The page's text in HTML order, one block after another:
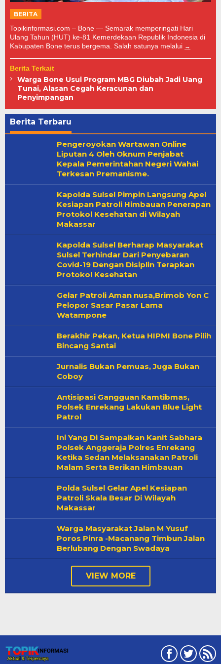
BERITA
Topikinformasi.com – Bone — Semarak memperingati Hari
Ulang Tahun (HUT) ke-81 Kemerdekaan Republik Indonesia di
Kabupaten Bone terus bergema. Salah satunya melalui
Berita Terkait
Warga Bone Usul Program MBG Diubah Jadi Uang
Tunai, Alasan Cegah Keracunan dan
Penyimpangan
Berita Terbaru
Pengeroyokan Wartawan Online
Liputan 4 Oleh Oknum Penjabat
Kepala Pemerintahan Negeri Wahai
Terkesan Premanisme.
Kapolda Sulsel Pimpin Langsung Apel
Kesiapan Patroli Himbauan Penerapan
Protokol Kesehatan di Wilayah
Makassar
Kapolda Sulsel Berharap Masyarakat
Sulsel Terhindar Dari Penyebaran
Covid-19 Dengan Disiplin Terapkan
Protokol Kesehatan
Gelar Patroli Aman nusa,Brimob Yon C
Pelopor Sasar Pasar Lama
Watampone
Berakhir Pekan, Ketua HIPMI Bone Pilih
Bincang Santai
Jurnalis Bukan Pemuas, Juga Bukan
Coboy
Antisipasi Gangguan Kamtibmas,
Polsek Enrekang Lakukan Blue Light
Patrol
Ini Yang Di Sampaikan Kanit Sabhara
Polsek Anggeraja Polres Enrekang
Ketika Sedan Melaksanakan Patroli
Malam Serta Berikan Himbauan
Polda Sulsel Gelar Apel Kesiapan
Patroli Skala Besar Di Wilayah
Makassar
Warga Masyarakat Jalan M Yusuf
Poros Pinra -Macanang Timbun Jalan
Berlubang Dengan Swadaya
VIEW MORE